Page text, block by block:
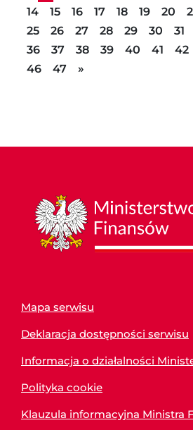
14
15 16 17 18 19 20
25
26 27 28 29 30 31
36
37 38 39 40 41 42
46
47 »
Mapa serwisu
Deklaracja dostępności serwisu
Informacja o działalności
Polityka cookie
Klauzula informacyjna Ministra